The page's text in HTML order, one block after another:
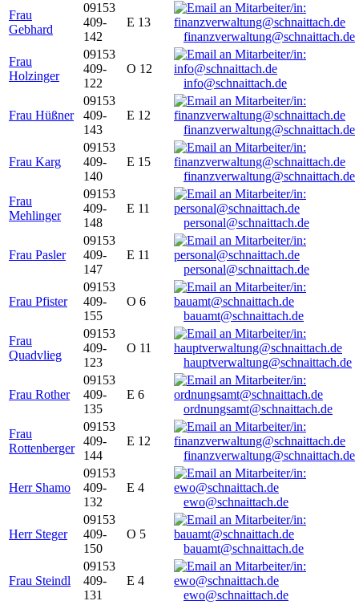
Frau
Gebhard
09153
409-
142
E 13
finanzverwaltung@schnaittach.de
Frau
Holzinger
09153
409-
122
O 12
info@schnaittach.de
Frau Hüßner
09153
409-
143
E 12
finanzverwaltung@schnaittach.de
Frau Karg
09153
409-
140
E 15
finanzverwaltung@schnaittach.de
Frau
Mehlinger
09153
409-
148
E 11
personal@schnaittach.de
Frau Pasler
09153
409-
147
E 11
personal@schnaittach.de
Frau Pfister
09153
409-
155
O 6
bauamt@schnaittach.de
Frau
Quadvlieg
09153
409-
123
O 11
hauptverwaltung@schnaittach.de
Frau Rother
09153
409-
135
E 6
ordnungsamt@schnaittach.de
Frau
Rottenberger
09153
409-
144
E 12
finanzverwaltung@schnaittach.de
Herr Shamo
09153
409-
132
E 4
ewo@schnaittach.de
Herr Steger
09153
409-
150
O 5
bauamt@schnaittach.de
Frau Steindl
09153
409-
131
E 4
ewo@schnaittach.de